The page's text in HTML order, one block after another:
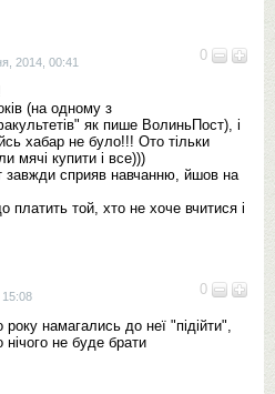
0
2014, 00:41
(на одному з
як пише ВолиньПост), і
хабар не було!!! Ото тільки
мячі купити і все)))
завжди сприяв навчанню, йшов на
платить той, хто не хоче вчитися і
0
15:08
намагались до неї "підійти",
не буде брати